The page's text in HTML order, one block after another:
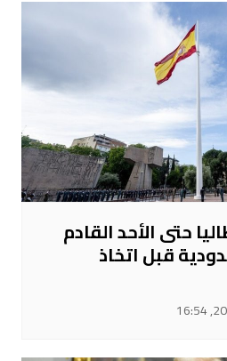
حتى الأحد القادم
قبل اتخاذ